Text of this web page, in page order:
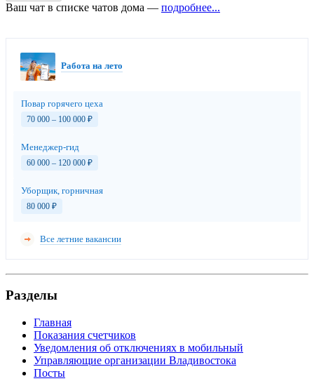
Ваш чат в списке чатов дома — подробнее...
Работа на лето
Повар горячего цеха
70 000 – 100 000 ₽
Менеджер-гид
60 000 – 120 000 ₽
Уборщик, горничная
80 000 ₽
Все летние вакансии
Разделы
Главная
Показания счетчиков
Уведомления об отключениях в мобильный
Управляющие организации Владивостока
Посты